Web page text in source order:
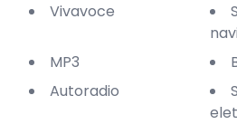
Vivavoce
Sistema di
MP3
Autoradio
Specchietti laterali